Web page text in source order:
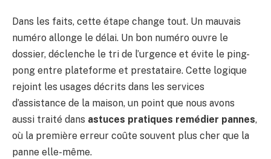
Dans les faits, cette étape change tout. Un mauvais
numéro allonge le délai. Un bon numéro ouvre le
dossier, déclenche le tri de l’urgence et évite le ping-
pong entre plateforme et prestataire. Cette logique
rejoint les usages décrits dans les services
d’assistance de la maison, un point que nous avons
aussi traité dans astuces pratiques remédier pannes,
où la première erreur coûte souvent plus cher que la
panne elle-même.